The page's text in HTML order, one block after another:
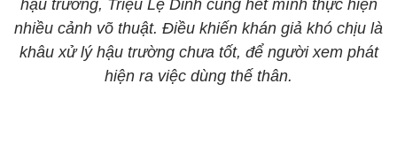
hậu trường, Triệu Lệ Dĩnh cũng hết mình thực hiện
nhiều cảnh võ thuật. Điều khiến khán giả khó chịu là
khâu xử lý hậu trường chưa tốt, để người xem phát
hiện ra việc dùng thế thân.